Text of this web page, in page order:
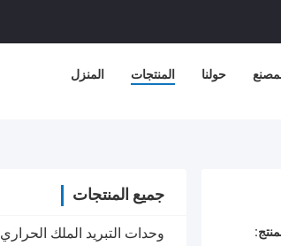
المنزل المنتجات حولنا
جميع المنتجات
وحدات التبريد الملك الحراري